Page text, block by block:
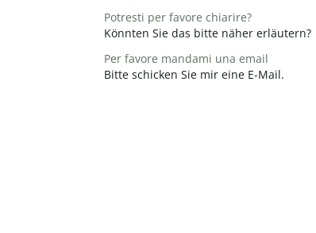
Potresti per favore chiarire?
Könnten Sie das bitte näher erläutern?
Per favore mandami una email
Bitte schicken Sie mir eine E-Mail.